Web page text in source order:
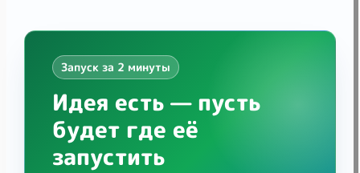
Запуск за 2 минуты
Идея есть — пусть
будет где её
запустить